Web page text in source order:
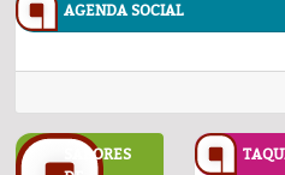
AGENDA SOCIAL
SABORES